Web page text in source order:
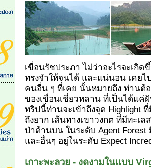
เขื่อนรัชประภา ไม่ว่าอะไรจะเกิ
ทรงจำให้จนได้ และแน่นอน เคยไ
คนอื่น ๆ ที่เคย นั้นหมายถึง ท่านต้
ของเขื่อนเชี่ยวหลาน ที่เป็นได้แค่
ทริปนี้ท่านจะเข้าถึงจุด Highlight
ถึงยาก เส้นทางเขาวงกต ที่มีทะเ
ป่าด้านบน ในระดับ Agent Forest
และอื่นๆ อยู่ในระดับ Expect
เกาะพะลวย - งดงามในแบบ